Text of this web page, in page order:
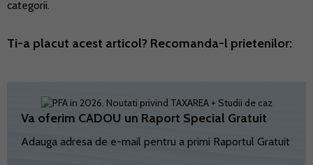
categorii.
Ti-a placut acest articol? Recomanda-l prietenilor:
Va oferim CADOU un Raport Special Gratuit
Adauga adresa de e-mail pentru a primi Raportul Gratuit